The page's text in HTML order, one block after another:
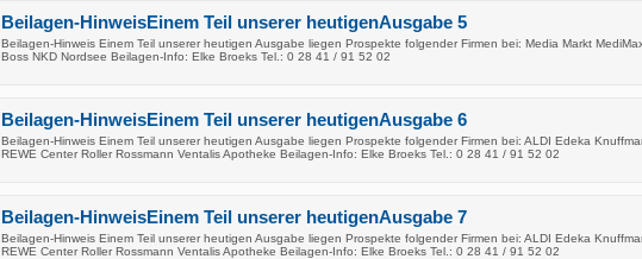
Beilagen-HinweisEinem Teil unserer heutigenAusgabe 5
Beilagen-Hinweis Einem Teil unserer heutigen Ausgabe liegen Prospekte folgender Firmen bei: Media Markt
Boss NKD Nordsee Beilagen-Info: Elke Broeks Tel.: 0 28 41 / 91 52 02
Beilagen-HinweisEinem Teil unserer heutigenAusgabe 6
Beilagen-Hinweis Einem Teil unserer heutigen Ausgabe liegen Prospekte folgender Firmen bei: ALDI Edeka
REWE Center Roller Rossmann Ventalis Apotheke Beilagen-Info: Elke Broeks Tel.: 0 28 41 / 91 52 02
Beilagen-HinweisEinem Teil unserer heutigenAusgabe 7
Beilagen-Hinweis Einem Teil unserer heutigen Ausgabe liegen Prospekte folgender Firmen bei: ALDI Edeka
REWE Center Roller Rossmann Ventalis Apotheke Beilagen-Info: Elke Broeks Tel.: 0 28 41 / 91 52 02